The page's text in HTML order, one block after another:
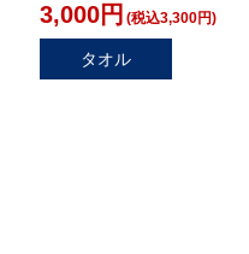
3,000円 (税込3,300円)
タオル